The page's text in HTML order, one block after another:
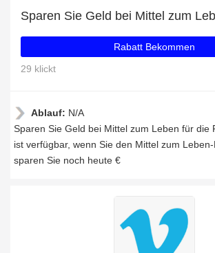
Rabatt Bekommen
29 klickt
Ablauf: N/A
Sparen Sie Geld bei Mittel zum Leben für die
ist verfügbar, wenn Sie den Mittel zum Leben-
sparen Sie noch heute €